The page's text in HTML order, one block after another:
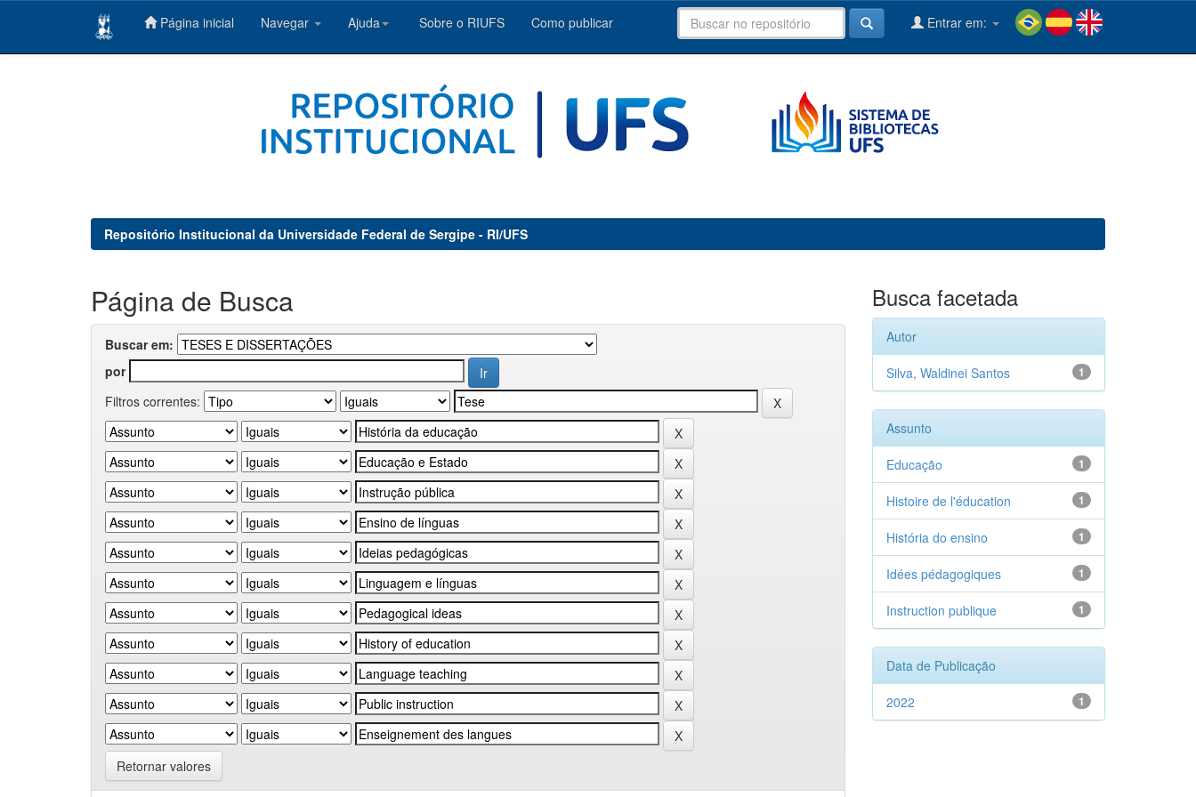
Página inicial Navegar Ajuda Sobre o RIUFS Como publicar Entrar em:
Repositório Institucional da Universidade Federal de Sergipe - RI/UFS
Página de Busca
Buscar em:
por
Filtros correntes:
Retornar valores
Busca facetada
Autor
1
Silva, Waldinei Santos
Assunto
1
Educação
1
Histoire de l'éducation
1
História do ensino
1
Idées pédagogiques
1
Instruction publique
Data de Publicação
1
2022